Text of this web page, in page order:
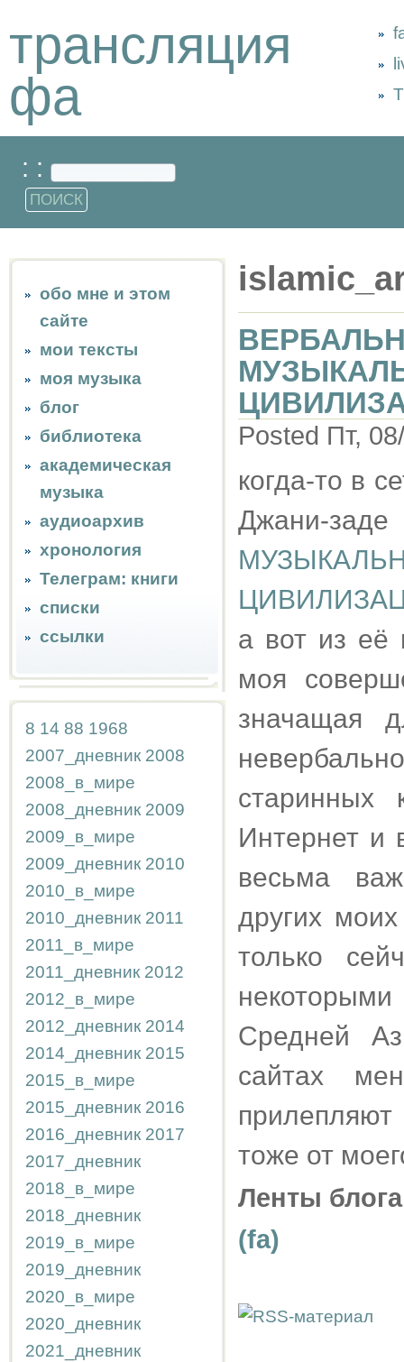
трансляция
фа
: :
обо мне и этом
сайте
мои тексты
моя музыка
блог
библиотека
академическая
музыка
аудиоархив
хронология
Телеграм: книги
списки
ссылки
8 14 88 1968
2007_дневник 2008
2008_в_мире
2008_дневник 2009
2009_в_мире
2009_дневник 2010
2010_в_мире
2010_дневник 2011
2011_в_мире
2011_дневник 2012
2012_в_мире
2012_дневник 2014
2014_дневник 2015
2015_в_мире
2015_дневник 2016
2016_дневник 2017
2017_дневник
2018_в_мире
2018_дневник
2019_в_мире
2019_дневник
2020_в_мире
2020_дневник
2021_дневник
Posted Пт,
когда-то в
Джани-
а вот из её
моя
значащая
Интернет и
весьма
других
только
Средней
сайтах
тоже от
Ленты
(fa)